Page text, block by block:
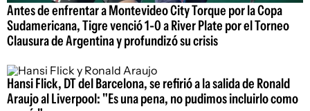
Antes de enfrentar a Montevideo City Torque por la Copa
Sudamericana, Tigre venció 1-0 a River Plate por el Torneo
Clausura de Argentina y profundizó su crisis
Hansi Flick, DT del Barcelona, se refirió a la salida de Ronald
Araujo al Liverpool: "Es una pena, no pudimos incluirlo como